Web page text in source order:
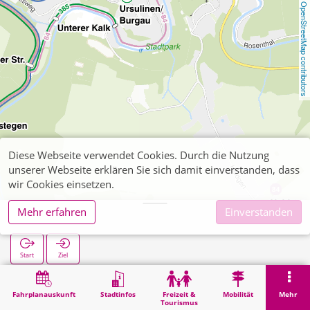
OpenStreetMap contributors
Fahrplanauskunft Stadtinfos
Freizeit &
Tourismus
Mobilität Mehr
Burghotel
Start Ziel
Suche
Diese Webseite verwendet Cookies. Durch die Nutzung
unserer Webseite erklären Sie sich damit einverstanden, dass
wir Cookies einsetzen.
Mehr erfahren
Einverstanden